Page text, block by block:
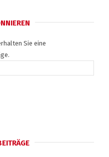
Sie eine